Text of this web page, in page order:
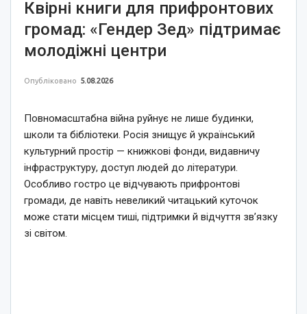
Квірні книги для прифронтових
громад: «Гендер Зед» підтримає
молодіжні центри
Опубліковано 5.08.2026
Повномасштабна війна руйнує не лише будинки,
школи та бібліотеки. Росія знищує й український
культурний простір — книжкові фонди, видавничу
інфраструктуру, доступ людей до літератури.
Особливо гостро це відчувають прифронтові
громади, де навіть невеликий читацький куточок
може стати місцем тиші, підтримки й відчуття зв’язку
зі світом.